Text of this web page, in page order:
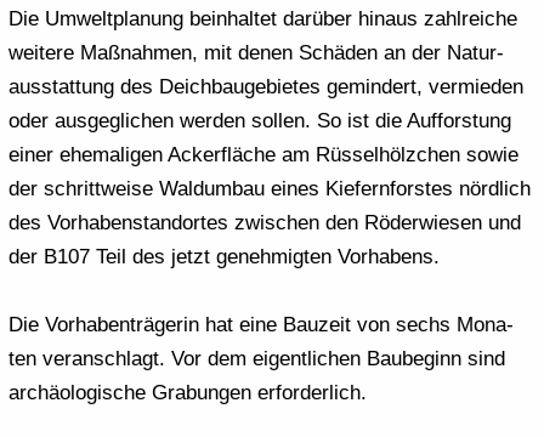
Die Um­welt­pla­nung be­inhal­tet dar­über hin­aus zahl­rei­che
wei­te­re Maß­nah­men, mit denen Schä­den an der Na­tur­
aus­stat­tung des Deich­bau­ge­bie­tes ge­min­dert, ver­mie­den
oder aus­ge­gli­chen wer­den sol­len. So ist die Auf­fors­tung
einer ehe­ma­li­gen Acker­flä­che am Rüs­sel­hölz­chen sowie
der schritt­wei­se Wal­d­um­bau eines Kie­fern­fors­tes nörd­lich
des Vor­ha­ben­stand­or­tes zwi­schen den Rö­der­wie­sen und
der B107 Teil des jetzt ge­neh­mig­ten Vor­ha­bens.
Die Vor­ha­ben­trä­ge­rin hat eine Bau­zeit von sechs Mo­na­
ten ver­an­schlagt. Vor dem ei­gent­li­chen Bau­be­ginn sind
ar­chäo­lo­gi­sche Gra­bun­gen er­for­der­lich.